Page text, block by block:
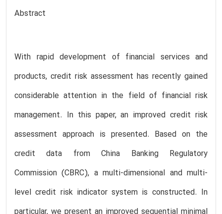
Abstract
With rapid development of financial services and
products, credit risk assessment has recently gained
considerable attention in the field of financial risk
management. In this paper, an improved credit risk
assessment approach is presented. Based on the
credit data from China Banking Regulatory
Commission (CBRC), a multi-dimensional and multi-
level credit risk indicator system is constructed. In